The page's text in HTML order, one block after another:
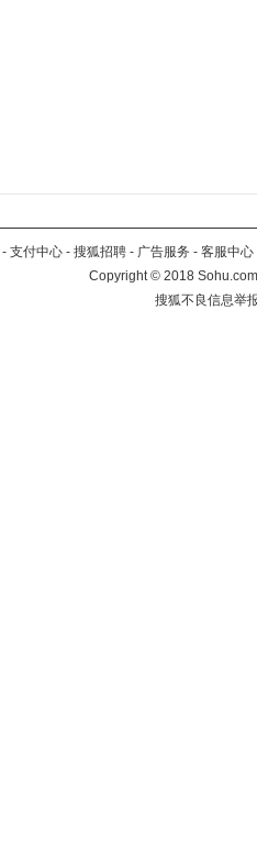
- 支付中心 - 搜狐招聘 - 广告服务 - 客服中心
Copyright©2018
搜狐不良信息举